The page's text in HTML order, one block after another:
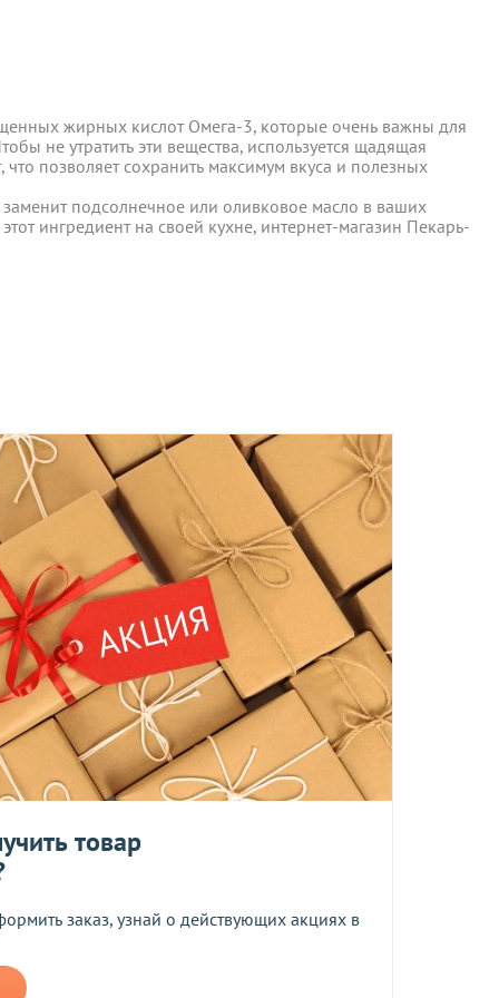
жирных кислот Омега-3, которые очень важны для
не утратить эти вещества, используется щадящая
подсолнечное или оливковое масло в ваших
ингредиент на своей кухне, интернет-магазин Пекарь-
моих персональных данных
не более 10 мб
в понедельник, вторник и четверг. Отправка
возврату и обмену не подлежат.
жирных кислот Омега-3, которые очень важны для
не утратить эти вещества, используется щадящая
позволяет сохранить максимум вкуса и полезных
подсолнечное или оливковое масло в ваших
ингредиент на своей кухне, интернет-магазин Пекарь-
товар
заказ, узнай о действующих акциях в